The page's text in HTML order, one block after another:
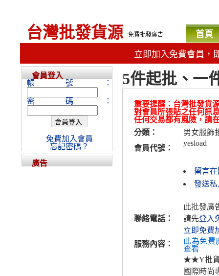
台灣批發貨源 免費批發廣告 首頁
立即加入免費會員，
5件起批、一
重要提醒：台灣批發貨
對會員所張貼之任何訊
任何交易都有風險，請
分類：
男女服飾
會員代號：
yesload
留言
發送私
聯絡電話：
此批發廣
請先登入
立即免費
服務內容：
此為免費
查看
★★Y批貨
國際時尚
會員登入
帳號：
密碼：
免費加入會員
忘記密碼？
廣告